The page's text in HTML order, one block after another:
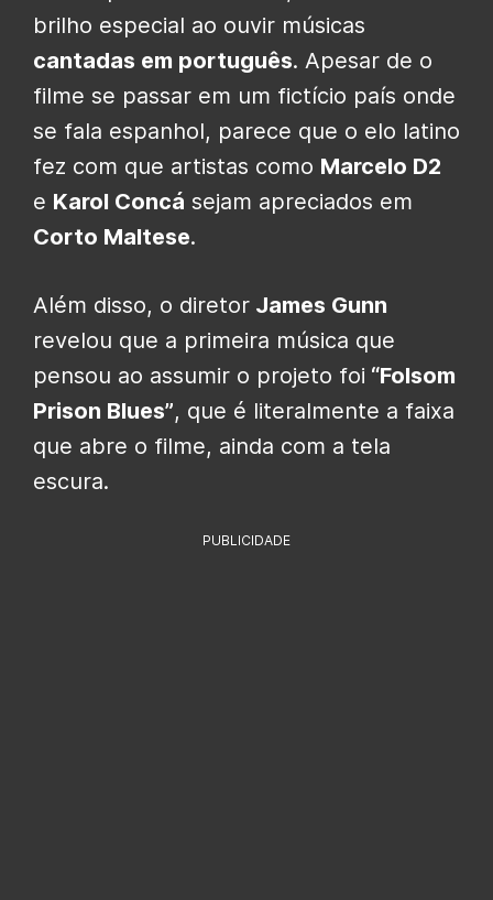
brilho especial ao ouvir músicas
cantadas em português. Apesar de o
filme se passar em um fictício país onde
se fala espanhol, parece que o elo latino
fez com que artistas como Marcelo D2
e Karol Concá sejam apreciados em
Corto Maltese.
Além disso, o diretor James Gunn
revelou que a primeira música que
pensou ao assumir o projeto foi “Folsom
Prison Blues”, que é literalmente a faixa
que abre o filme, ainda com a tela
escura.
PUBLICIDADE